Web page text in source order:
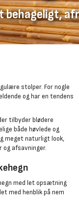
behageligt,
stolper. For nogle
og har en tendens
tilbyder blødere
både høvlede og
meget naturligt look,
og afsavninger.
med let opsætning
med henblik på nem